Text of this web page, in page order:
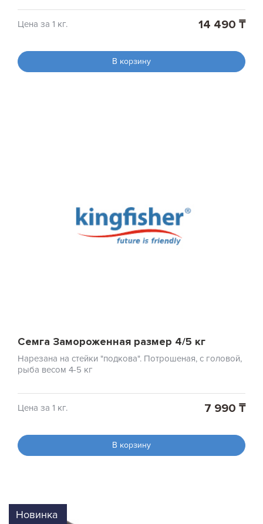
Цена за 1 кг. 14 490 ₸
В корзину
Семга Замороженная размер 4/5 кг
Нарезана на стейки "подкова". Потрошеная, с головой,
рыба весом 4-5 кг
Цена за 1 кг. 7 990 ₸
В корзину
Новинка